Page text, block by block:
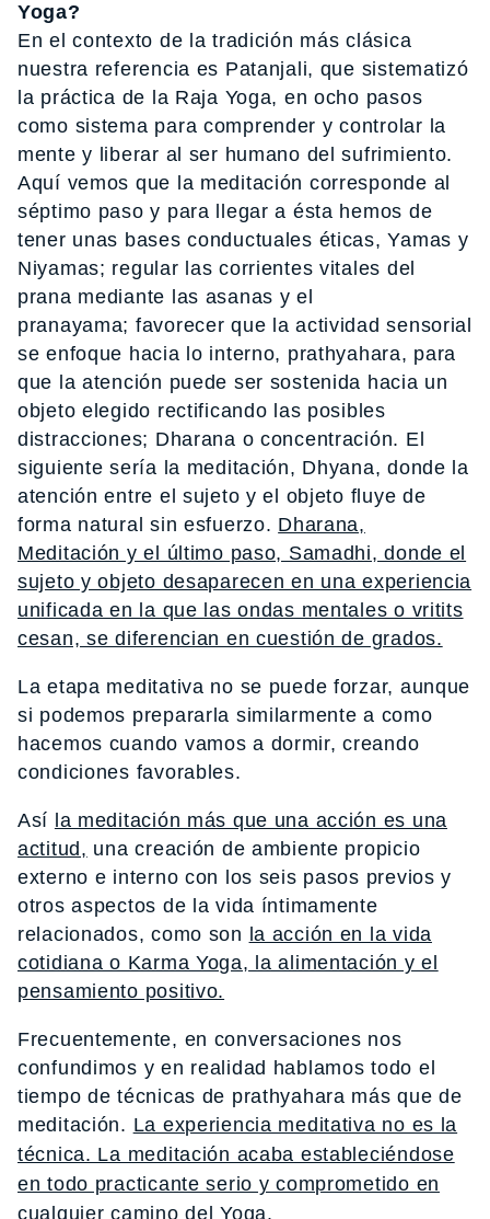
Yoga?
En el contexto de la tradición más clásica
nuestra referencia es Patanjali, que sistematizó
la práctica de la Raja Yoga, en ocho pasos
como sistema para comprender y controlar la
mente y liberar al ser humano del sufrimiento.
Aquí vemos que la meditación corresponde al
séptimo paso y para llegar a ésta hemos de
tener unas bases conductuales éticas, Yamas y
Niyamas; regular las corrientes vitales del
prana mediante las asanas y el
pranayama; favorecer que la actividad sensorial
se enfoque hacia lo interno, prathyahara, para
que la atención puede ser sostenida hacia un
objeto elegido rectificando las posibles
distracciones; Dharana o concentración. El
siguiente sería la meditación, Dhyana, donde la
atención entre el sujeto y el objeto fluye de
forma natural sin esfuerzo. Dharana,
Meditación y el último paso, Samadhi, donde el
sujeto y objeto desaparecen en una experiencia
unificada en la que las ondas mentales o vritits
cesan, se diferencian en cuestión de grados.
La etapa meditativa no se puede forzar, aunque
si podemos prepararla similarmente a como
hacemos cuando vamos a dormir, creando
condiciones favorables.
Así
la meditación más que una acción es una
actitud, una creación de ambiente propicio
externo e interno con los seis pasos previos y
otros aspectos de la vida íntimamente
relacionados, como son la acción en la vida
cotidiana o Karma Yoga, la alimentación y el
pensamiento positivo.
Frecuentemente, en conversaciones nos
confundimos y en realidad hablamos todo el
tiempo de técnicas de prathyahara más que de
meditación. La experiencia meditativa no es la
técnica. La meditación acaba estableciéndose
en todo practicante serio y comprometido en
cualquier camino del Yoga.